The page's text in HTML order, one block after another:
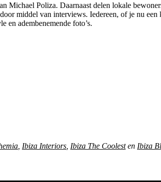
Michael Poliza. Daarnaast delen lokale
middel van interviews. Iedereen, of je nu een
en adembenemende foto’s.
Ibiza Interiors Ibiza The Coolesten Ibiza